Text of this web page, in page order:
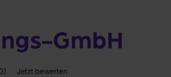
GmbH
Jetzt bewerten